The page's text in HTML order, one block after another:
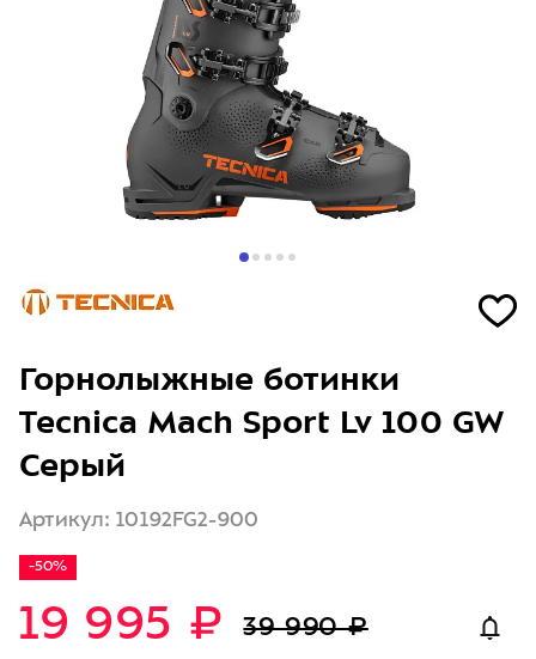
Горнолыжные ботинки
Tecnica Mach Sport Lv 100 GW
Серый
Артикул: 10192FG2-900
-50%
19 995 ₽ 39 990 ₽